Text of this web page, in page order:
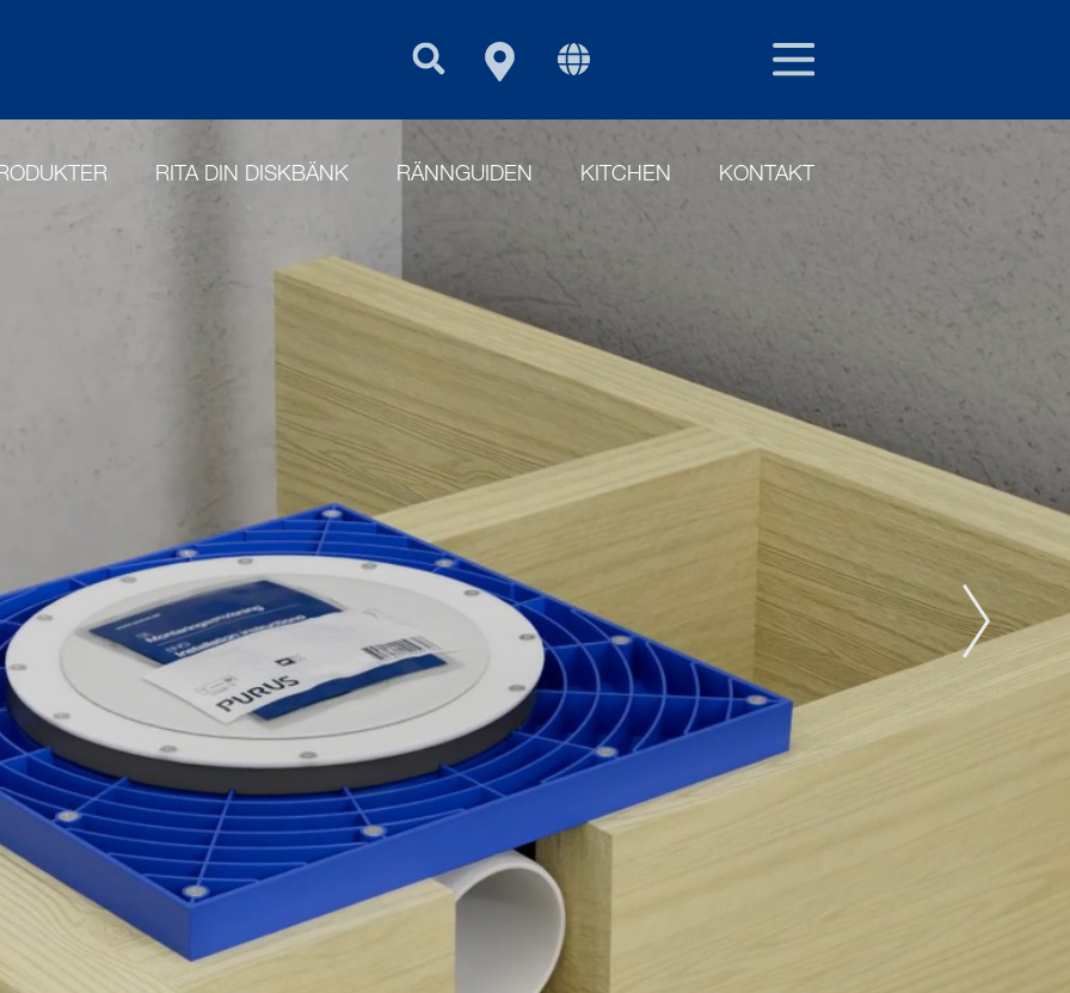
SWE
PURUS GROUP
RITA DIN DISKBÄNK RÄNNGUIDEN KITCHEN KONTAKT